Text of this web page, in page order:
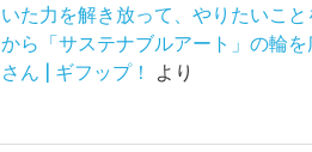
いた力を解き放って、やりたいこ
から「サステナブルアート」の輪
さん | ギフップ！
より